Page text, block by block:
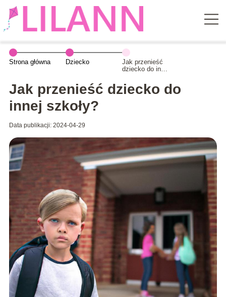
Strona główna Dziecko
Jak przenieść
dziecko do innej
Jak przenieść dziecko do
innej szkoły?
Data publikacji: 2024-04-29